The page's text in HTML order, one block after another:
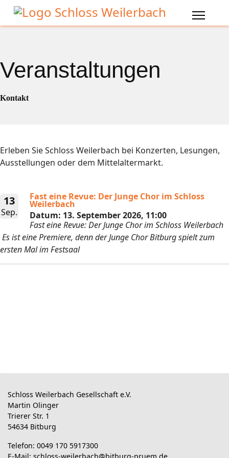
Veranstaltungen
Kontakt
Erleben Sie Schloss Weilerbach bei Konzerten, Lesungen,
Ausstellungen oder dem Mittelaltermarkt.
13
Sep.
Fast eine Revue: Der Junge Chor im Schloss
Weilerbach
Datum: 13. September 2026, 11:00
Fast eine Revue: Der Junge Chor im Schloss Weilerbach
Es ist eine Premiere, denn der Junge Chor Bitburg spielt zum
ersten Mal im Festsaal
Schloss Weilerbach Gesellschaft e.V.
Martin Olinger
Trierer Str. 1
54634 Bitburg
Telefon: 0049 170 5917300